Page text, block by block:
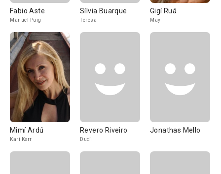
Fabio Aste
Manuel Puig
Sílvia Buarque
Teresa
Gigí Ruá
May
Mimí Ardú
Kari Kerr
Revero Riveiro
Dudi
Jonathas Mello